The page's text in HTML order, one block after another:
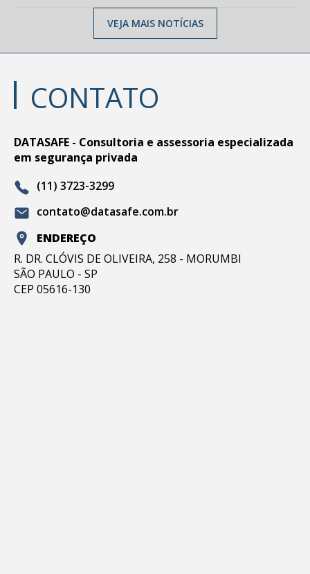
VEJA MAIS NOTÍCIAS
CONTATO
DATASAFE - Consultoria e assessoria especializada
em segurança privada
(11) 3723-3299
contato@datasafe.com.br
ENDEREÇO
R. DR. CLÓVIS DE OLIVEIRA, 258 - MORUMBI
SÃO PAULO - SP
CEP 05616-130